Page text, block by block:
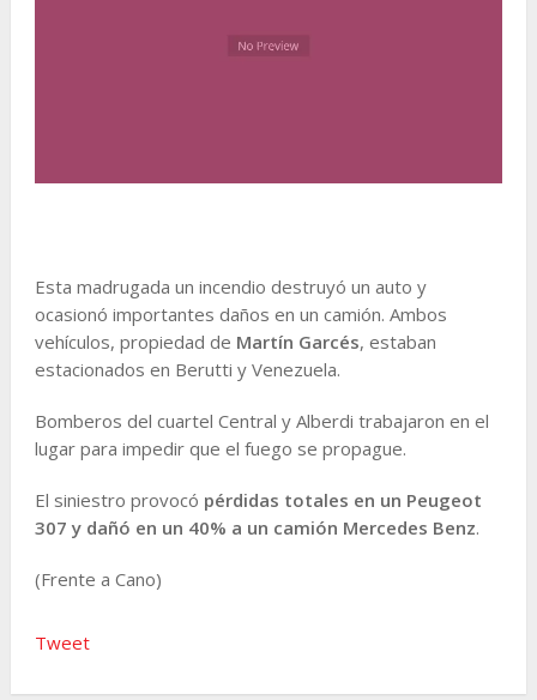
Esta madrugada un incendio destruyó un auto y
ocasionó importantes daños en un camión. Ambos
vehículos, propiedad de Martín Garcés, estaban
estacionados en Berutti y Venezuela.
Bomberos del cuartel Central y Alberdi trabajaron en el
lugar para impedir que el fuego se propague.
El siniestro provocó pérdidas totales en un Peugeot
307 y dañó en un 40% a un camión Mercedes Benz.
(Frente a Cano)
Tweet